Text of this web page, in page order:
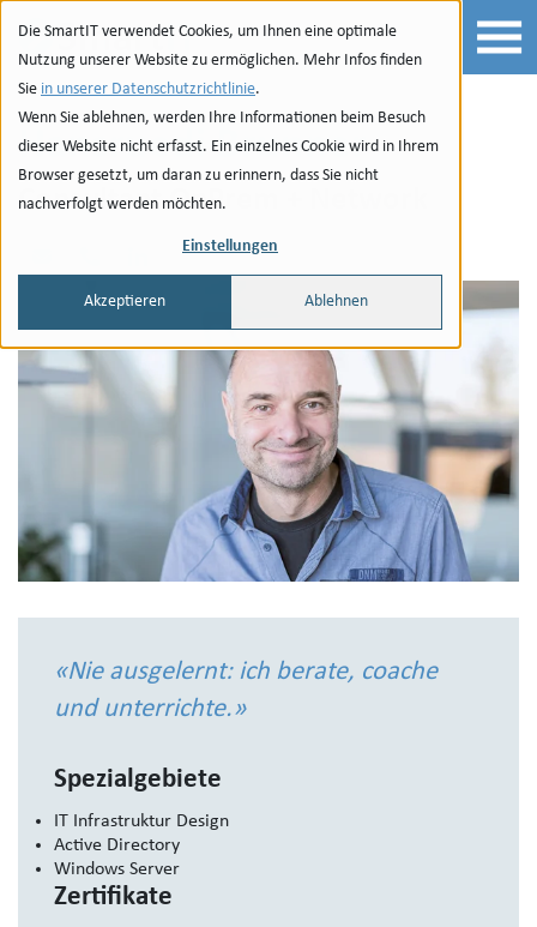
Die SmartIT verwendet Cookies, um Ihnen eine optimale
Nutzung unserer Website zu ermöglichen. Mehr Infos finden
Sie in unserer Datenschutzrichtlinie.
Wenn Sie ablehnen, werden Ihre Informationen beim Besuch
dieser Website nicht erfasst. Ein einzelnes Cookie wird in Ihrem
Browser gesetzt, um daran zu erinnern, dass Sie nicht
nachverfolgt werden möchten.
Einstellungen
Akzeptieren Ablehnen
Zur Navigation
zu den Quicklinks
Zur Suche
Zum Inhalt
Hansruedi Brunner
Consultant OnPrem + Network
«Nie ausgelernt: ich berate, coache
und unterrichte.»
Spezialgebiete
IT Infrastruktur Design
Active Directory
Windows Server
Zertifikate